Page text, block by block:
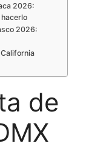
2026:
2026:
de